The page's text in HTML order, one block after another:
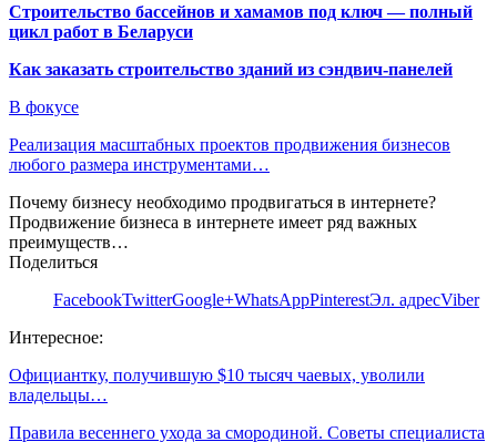
Строительство бассейнов и хамамов под ключ — полный
цикл работ в Беларуси
Как заказать строительство зданий из сэндвич-панелей
В фокусе
Реализация масштабных проектов продвижения бизнесов
любого размера инструментами…
Почему бизнесу необходимо продвигаться в интернете?
Продвижение бизнеса в интернете имеет ряд важных
преимуществ…
Поделиться
FacebookTwitterGoogle+WhatsAppPinterestЭл. адресViber
Интересное:
Официантку, получившую $10 тысяч чаевых, уволили
владельцы…
Правила весеннего ухода за смородиной. Советы специалиста